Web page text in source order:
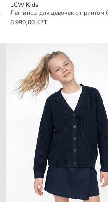
LCW Kids
8 990,00 KZT